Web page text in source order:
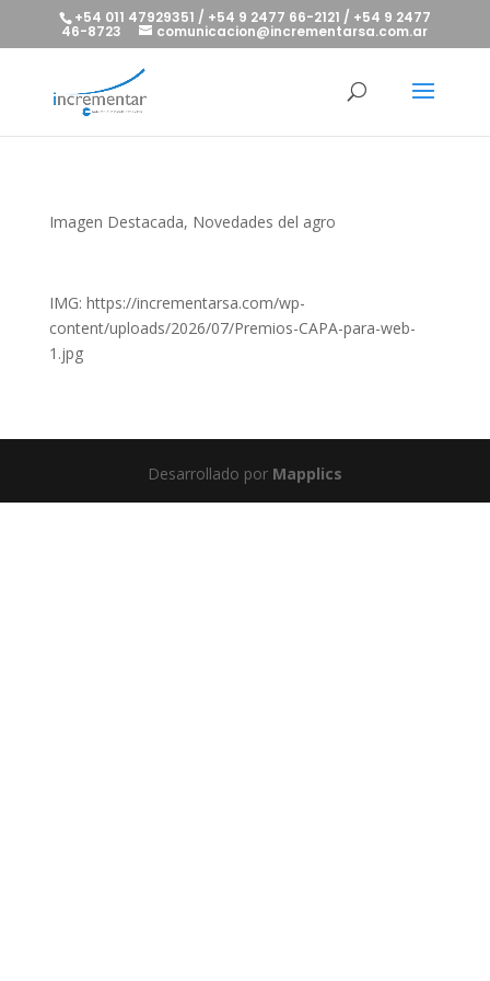
+54 011 47929351 / +54 9 2477 66-2121 / +54 9 2477
46-8723 comunicacion@incrementarsa.com.ar
Imagen Destacada, Novedades del agro
IMG: https://incrementarsa.com/wp-
content/uploads/2026/07/Premios-CAPA-para-web-
1.jpg
Desarrollado por Mapplics